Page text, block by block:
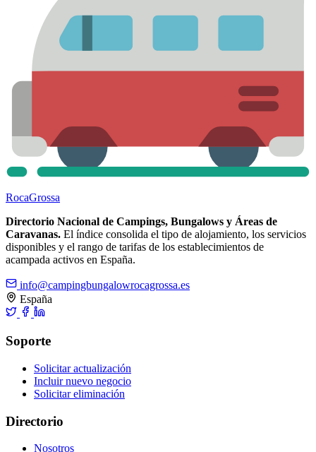
RocaGrossa
Directorio Nacional de Campings, Bungalows y Áreas de
Caravanas. El índice consolida el tipo de alojamiento, los servicios
disponibles y el rango de tarifas de los establecimientos de
acampada activos en España.
info@campingbungalowrocagrossa.es
España
Soporte
Solicitar actualización
Incluir nuevo negocio
Solicitar eliminación
Directorio
Nosotros